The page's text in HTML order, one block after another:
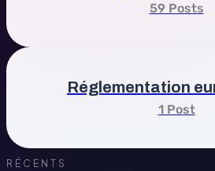
59 Posts
Réglementation
1 Post
RÉCENTS